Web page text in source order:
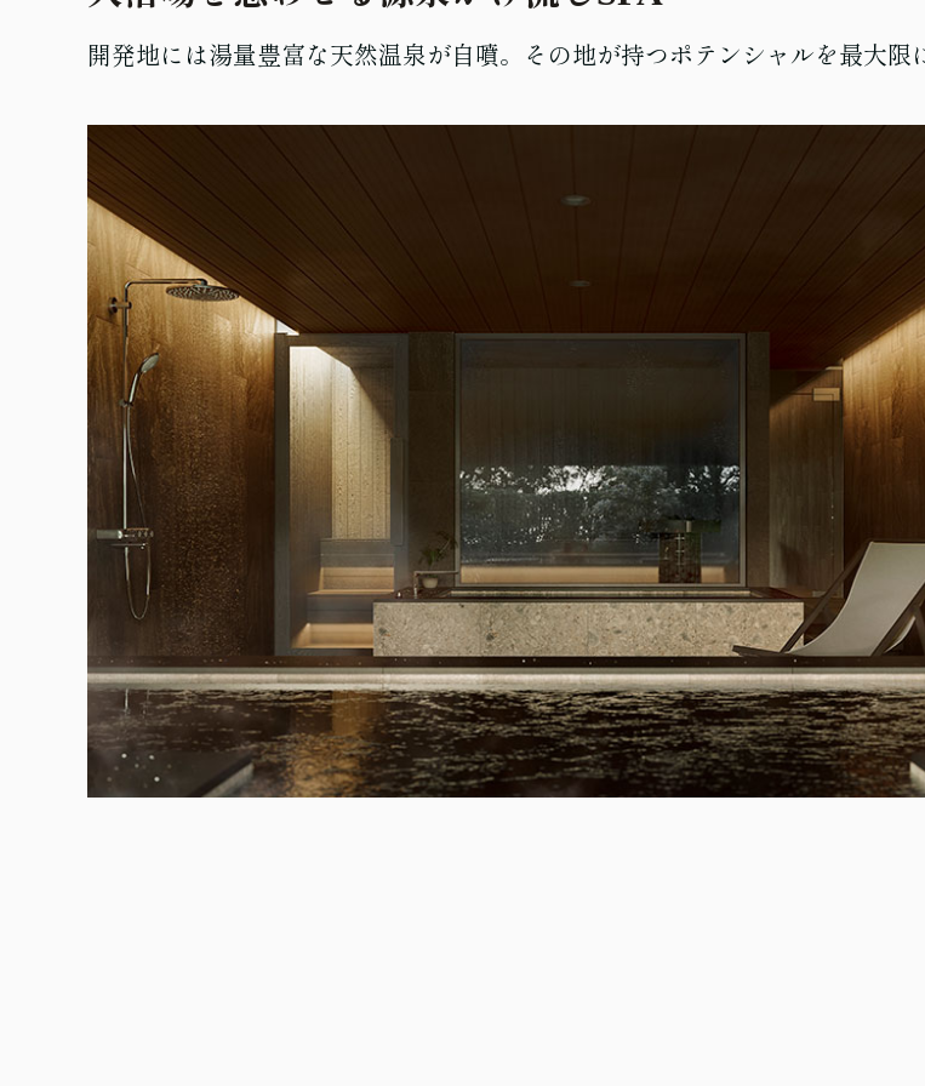
開発地には湯量豊富な天然温泉が自噴。その地が持つポテンシャルを最大限